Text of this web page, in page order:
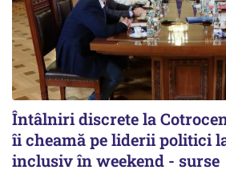
Întâlniri discrete la
îi cheamă pe liderii politici
inclusiv în weekend - surse